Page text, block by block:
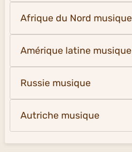
Afrique du Nord musique
Amérique latine musique
Russie musique
Autriche musique